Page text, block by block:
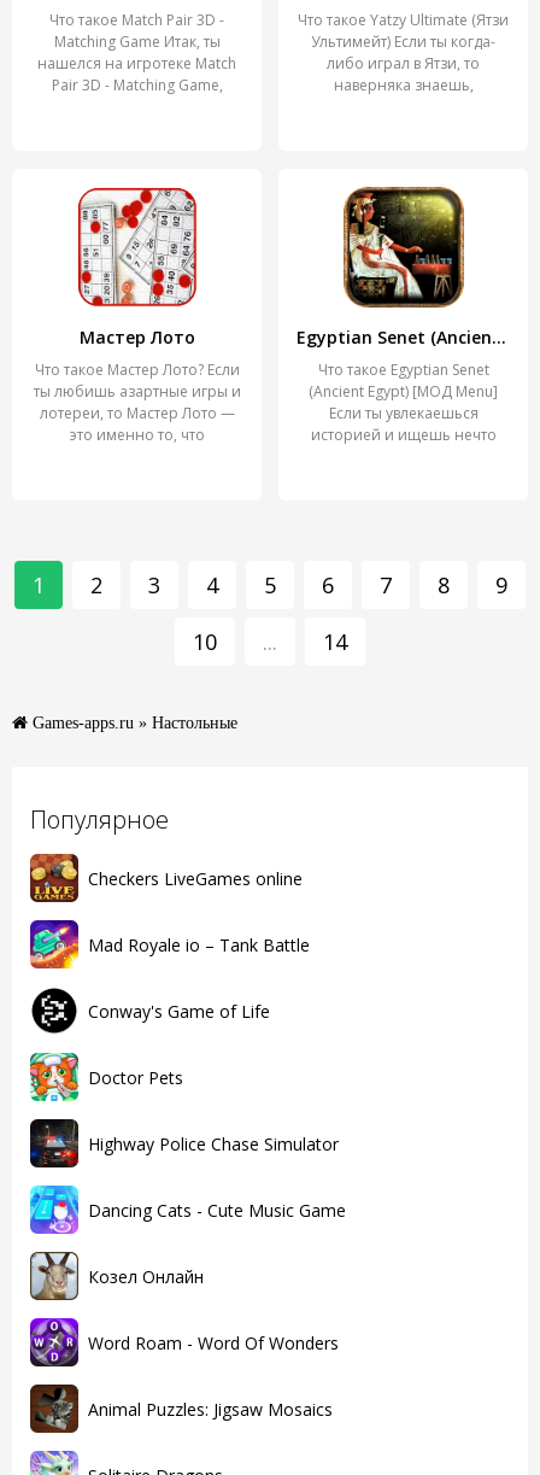
Популярное
Checkers LiveGames online
Mad Royale io – Tank Battle
Conway's Game of Life
Doctor Pets
Highway Police Chase Simulator
Dancing Cats - Cute Music Game
Козел Онлайн
Word Roam - Word Of Wonders
Animal Puzzles: Jigsaw Mosaics
Что такое Match Pair 3D -
Matching Game Итак, ты
нашелся на игротеке Match
Pair 3D - Matching Game,
Что такое Yatzy Ultimate (Ятзи
Ультимейт) Если ты когда-
либо играл в Ятзи, то
наверняка знаешь,
Мастер Лото
Что такое Мастер Лото? Если
ты любишь азартные игры и
лотереи, то Мастер Лото —
это именно то, что
Egyptian Senet (Ancient Egypt)
Что такое Egyptian Senet
(Ancient Egypt) [МОД Menu]
Если ты увлекаешься
историей и ищешь нечто
1 2 3 4 5 6 7 8
9
10
... 14
Games-apps.ru » Настольные